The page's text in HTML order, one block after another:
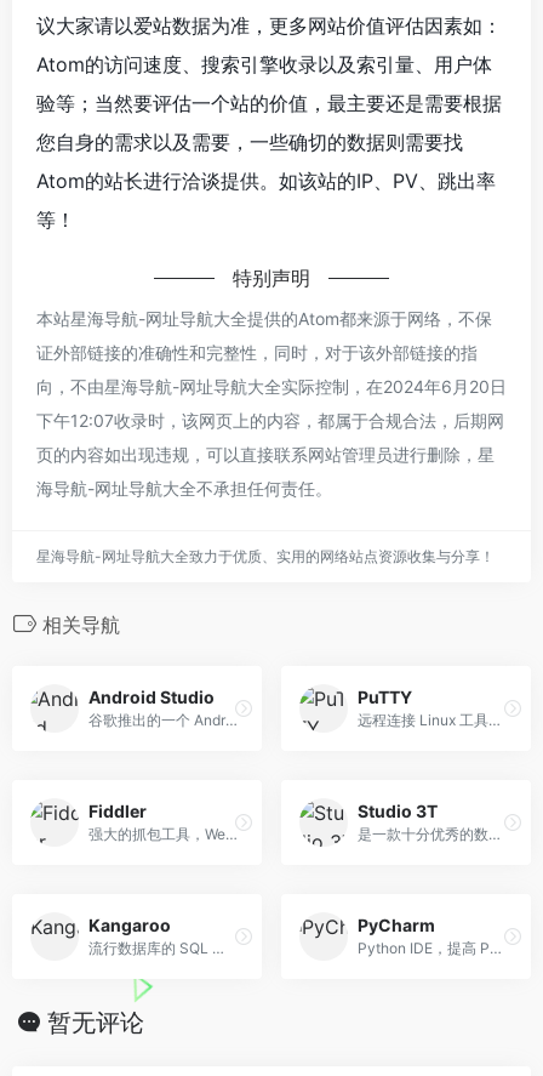
议大家请以爱站数据为准，更多网站价值评估因素如：
Atom的访问速度、搜索引擎收录以及索引量、用户体
验等；当然要评估一个站的价值，最主要还是需要根据
您自身的需求以及需要，一些确切的数据则需要找
Atom的站长进行洽谈提供。如该站的IP、PV、跳出率
等！
特别声明
本站星海导航-网址导航大全提供的Atom都来源于网络，不保
证外部链接的准确性和完整性，同时，对于该外部链接的指
向，不由星海导航-网址导航大全实际控制，在2024年6月20日
下午12:07收录时，该网页上的内容，都属于合规合法，后期网
页的内容如出现违规，可以直接联系网站管理员进行删除，星
海导航-网址导航大全不承担任何责任。
星海导航-网址导航大全致力于优质、实用的网络站点资源收集与分享！
相关导航
Android Studio
谷歌推出的一个 Android 集成...
PuTTY
远程连接 Linux 工具，开源免费
Fiddler
强大的抓包工具，Web 调试工...
Studio 3T
是一款十分优秀的数据库管理...
Kangaroo
流行数据库的 SQL 客户端和管...
PyCharm
Python IDE，提高 Python 语言开发效率。
暂无评论